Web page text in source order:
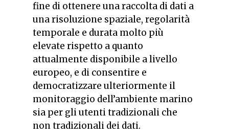
fine di ottenere una raccolta di dati a
una risoluzione spaziale, regolarità
temporale e durata molto più
elevate rispetto a quanto
attualmente disponibile a livello
europeo, e di consentire e
democratizzare ulteriormente il
monitoraggio dell’ambiente marino
sia per gli utenti tradizionali che
non tradizionali dei dati.